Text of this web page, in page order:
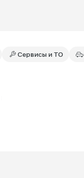
Сервисы и ТО